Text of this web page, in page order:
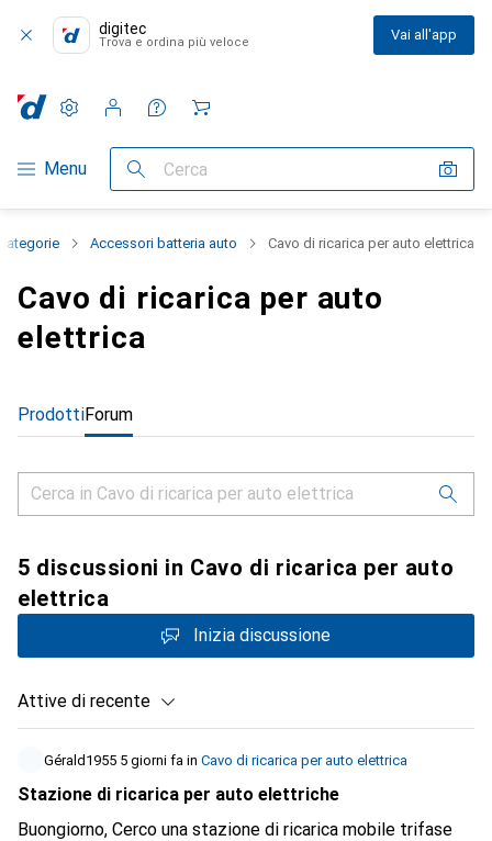
digitec
Trova e ordina più veloce Vai all'app
Categoria Navigazione
Menu Cerca
Impostazioni
Conto cliente
Liste di confronto
Liste dei desideri
Carrello
Accessori batteria auto Cavo di ricarica per auto elettrica
Cavo di ricarica per auto
elettrica
ProdottiForum
5 discussioni in Cavo di ricarica per auto
elettrica
Inizia discussione
Attive di recente
Gérald1955 5 giorni fa in Cavo di ricarica per auto elettrica
Stazione di ricarica per auto elettriche
Buongiorno, Cerco una stazione di ricarica mobile trifase